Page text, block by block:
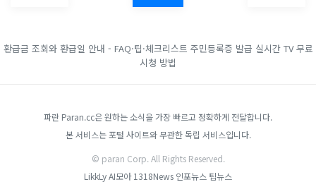
환급금 조회와 환급일 안내 - FAQ·팁·체크리스트 주민등록증 발급 실시간 TV 무료
시청 방법
파란 Paran.cc은 원하는 소식을 가장 빠르고 정확하게 전달합니다.
본 서비스는 포털 사이트와 무관한 독립 서비스입니다.
© paran Corp. All Rights Reserved.
LikkLyAI모아 1318News 인포뉴스 팁뉴스